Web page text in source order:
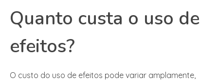
Quanto custa o uso de
efeitos?
O custo do uso de efeitos pode variar amplamente,